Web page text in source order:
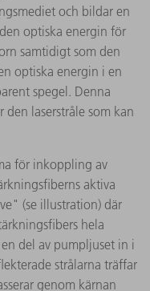
och bildar en
optiska energin för
samtidigt som den
optiska energin i en
spegel. Denna
laserstråle som kan
för inkoppling av
aktiva
(se illustration) där
hela
del av pumpljuset in i
strålarna träffar
genom kärnan